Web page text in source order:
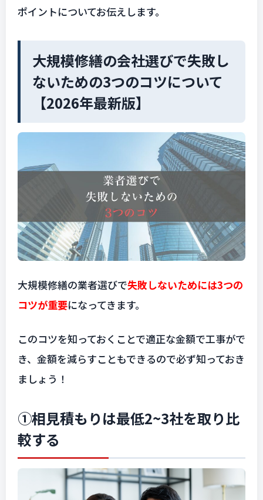
ポイントについてお伝えします。
大規模修繕の会社選びで失敗し
ないための3つのコツについて
【2026年最新版】
大規模修繕の業者選びで失敗しないためには3つの
コツが重要になってきます。
このコツを知っておくことで適正な金額で工事がで
き、金額を減らすこともできるので必ず知っておき
ましょう！
①相見積もりは最低2~3社を取り比
較する